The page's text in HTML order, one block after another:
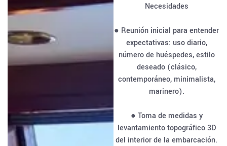
Necesidades
● Reunión inicial para entender
expectativas: uso diario,
número de huéspedes, estilo
deseado (clásico,
contemporáneo, minimalista,
marinero).
● Toma de medidas y
levantamiento topográfico 3D
del interior de la embarcación.